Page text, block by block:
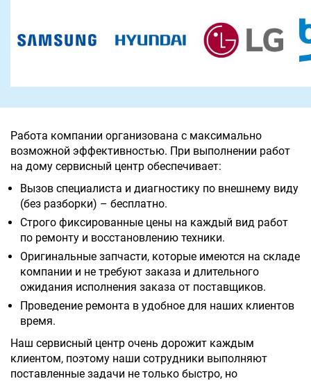
Работа компании организована с максимально
возможной эффективностью. При выполнении работ
на дому сервисный центр обеспечивает:
Вызов специалиста и диагностику по внешнему виду
(без разборки) – бесплатно.
Строго фиксированные цены на каждый вид работ
по ремонту и восстановлению техники.
Оригинальные запчасти, которые имеются на складе
компании и не требуют заказа и длительного
ожидания исполнения заказа от поставщиков.
Проведение ремонта в удобное для наших клиентов
время.
Наш сервисный центр очень дорожит каждым
клиентом, поэтому наши сотрудники выполняют
поставленные задачи не только быстро, но